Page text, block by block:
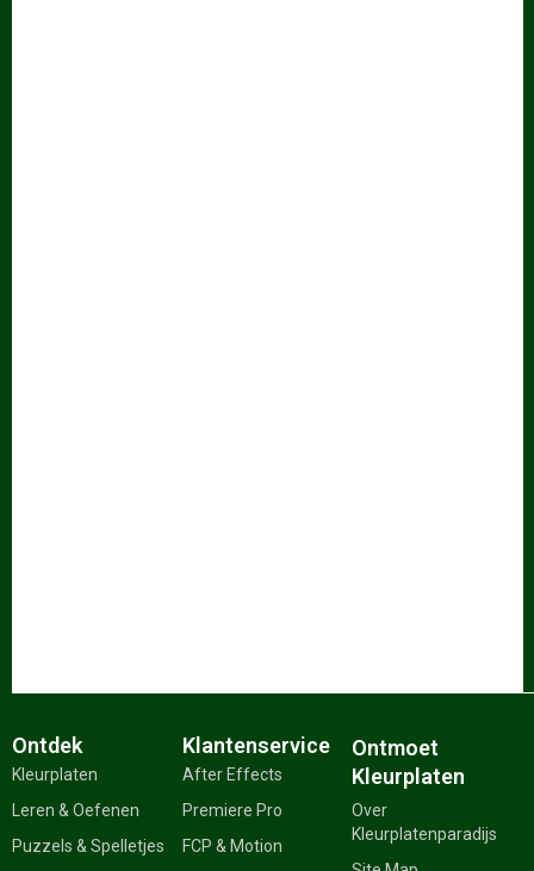
Ontdek
Kleurplaten
Leren & Oefenen
Puzzels & Spelletjes
Klantenservice
After Effects
Premiere Pro
FCP & Motion
Ontmoet
Kleurplaten
Over
Kleurplatenparadijs